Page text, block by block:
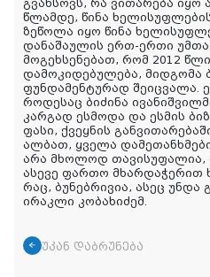
გვახსოვს, რა ვითარება იყო
წლამდე, წინა ხელისუფლების
ზეწოლა იყო წინა
დანაშაულის ერთ-ერთი
მოგეხსენებათ, რომ 2012
დამოკიდებულება, მიდგომა
ფუნდამენტურად შეიცვალა.
როდესაც ბიძინა
კარგად ესმოდა და ესმის
ფასი, ქვეყნის
ალბათ, ყველა
არა მხოლოდ თავისუფალია,
ასევე ფართო მხარდაჭერით
რაც, ბუნებრივია, ასეც უნდა
ირაკლი კობახიძემ.
უკან დაბრუნება